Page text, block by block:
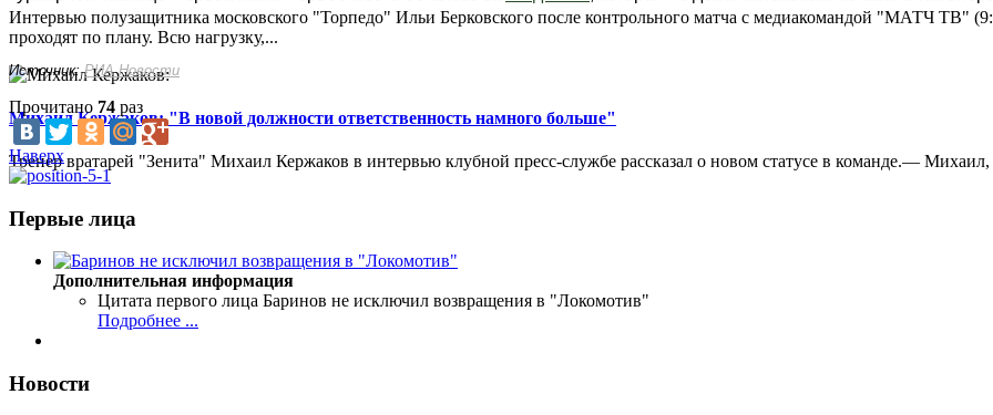
Интервью полузащитника московского "Торпедо" Ильи Берковского после контрольного матча с медиакомандой "МАТЧ ТВ"
проходят по плану. Всю нагрузку,...
Михаил Кержаков: "В новой должности ответственность намного больше"
Тренер вратарей "Зенита" Михаил Кержаков в интервью клубной пресс-службе рассказал о новом статусе в команде.—
Источник:РИА Новости
Прочитано 74 раз
Наверх
Первые лица
Дополнительная информация
Цитата первого лица Баринов не исключил возвращения в "Локомотив"
Подробнее ...
Новости